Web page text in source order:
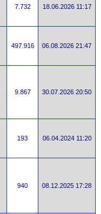
7.732 18.06.2026 11:17
497.916 06.08.2026 21:47
9.867 30.07.2026 20:50
193 06.04.2024 11:20
940 08.12.2025 17:28